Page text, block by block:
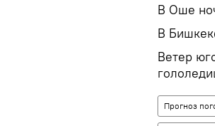
В Оше
В
Ветер
Прогноз